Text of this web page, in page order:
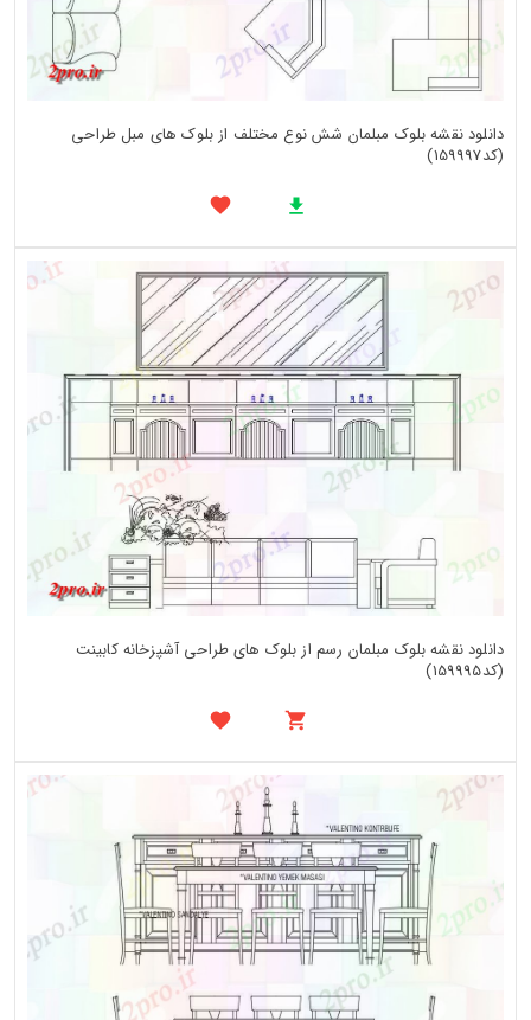
دانلود نقشه بلوک مبلمان شش نوع مختلف از بلوک های مبل طراحی
(کد159997)
دانلود نقشه بلوک مبلمان رسم از بلوک های طراحی آشپزخانه کابینت
(کد159995)